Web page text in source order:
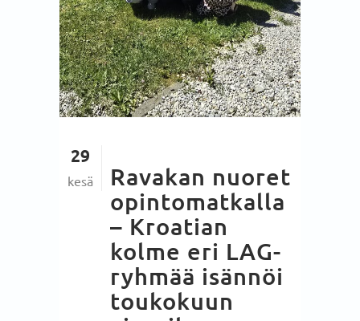
29
kesä
Ravakan nuoret
opintomatkalla
– Kroatian
kolme eri LAG-
ryhmää isännöi
toukokuun